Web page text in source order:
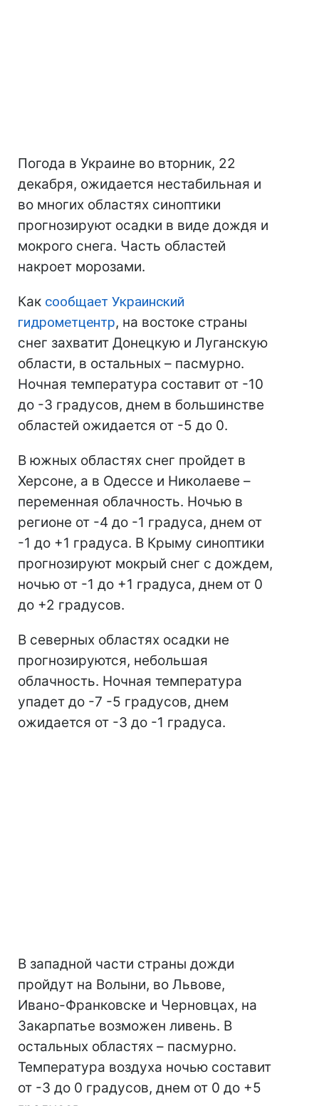
Погода в Украине во вторник, 22
декабря, ожидается нестабильная и
во многих областях синоптики
прогнозируют осадки в виде дождя и
мокрого снега. Часть областей
накроет морозами.
Как сообщает Украинский
гидрометцентр, на востоке страны
снег захватит Донецкую и Луганскую
области, в остальных – пасмурно.
Ночная температура составит от -10
до -3 градусов, днем в большинстве
областей ожидается от -5 до 0.
В южных областях снег пройдет в
Херсоне, а в Одессе и Николаеве –
переменная облачность. Ночью в
регионе от -4 до -1 градуса, днем от
-1 до +1 градуса. В Крыму синоптики
прогнозируют мокрый снег с дождем,
ночью от -1 до +1 градуса, днем от 0
до +2 градусов.
В северных областях осадки не
прогнозируются, небольшая
облачность. Ночная температура
упадет до -7 -5 градусов, днем
ожидается от -3 до -1 градуса.
В западной части страны дожди
пройдут на Волыни, во Львове,
Ивано-Франковске и Черновцах, на
Закарпатье возможен ливень. В
остальных областях – пасмурно.
Температура воздуха ночью составит
от -3 до 0 градусов, днем от 0 до +5